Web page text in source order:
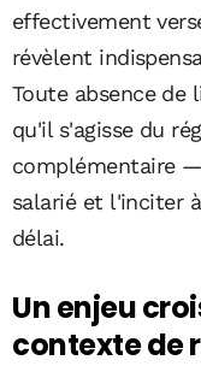
effectivement
révèlent
Toute absence
qu'il s'agisse du
complémentaire
salarié et l'inciter
délai.
Un enjeu
contexte de